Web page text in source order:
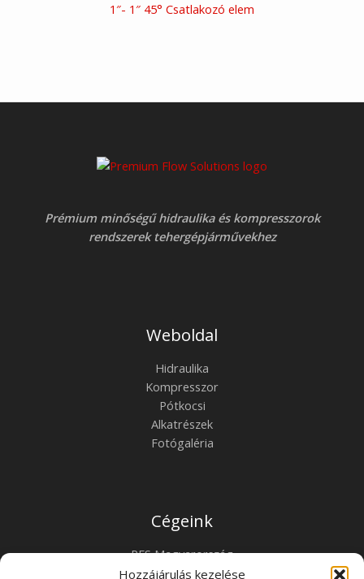
Hozzájárulás kezelése
1″- 1″ 45° Csatlakozó elem
Prémium minőségű hidraulika és kompresszorok
rendszerek tehergépjárművekhez
Weboldal
Hidraulika
Kompresszor
Pótkocsi
Alkatrészek
Fotógaléria
Cégeink
PFS Magyarország
PFS Horvátország